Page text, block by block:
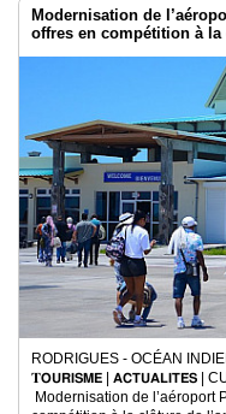
Modernisation de
offres en compétition à la
RODRIGUES - OCÉAN
𝐓𝗢𝗨𝗥𝗜𝗦𝗠𝗘 | 𝗔𝗖𝗧𝗨𝗔𝗟𝗜𝗧𝗘́𝗦 |
Modernisation de l’aéroport